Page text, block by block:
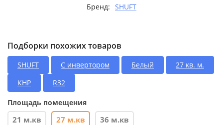
Бренд: SHUFT
Подборки похожих товаров
SHUFT С инвертором Белый
27 кв. м.
КНР
R32
Площадь помещения
21 м.кв 27 м.кв 36 м.кв